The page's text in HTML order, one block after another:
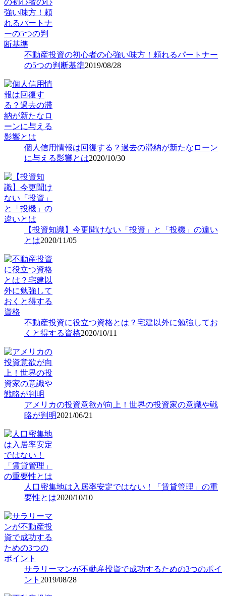
不動産投資の初心者の心強い味方！頼れるパートナー
の5つの判断基準2019/08/28
個人信用情報は回復する？過去の滞納が新たなローン
に与える影響とは2020/10/30
【投資知識】今更聞けない「投資」と「投機」の違い
とは2020/11/05
不動産投資に役立つ資格とは？宅建以外に勉強してお
くと得する資格2020/10/11
アメリカの投資意欲が向上！世界の投資家の意識や戦
略が判明2021/06/21
人口密集地は入居率安定ではない！「賃貸管理」の重
要性とは2020/10/10
サラリーマンが不動産投資で成功するための3つのポイ
ント 2019/08/28